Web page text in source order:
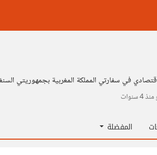
في سفارتي المملكة المغربية بجمهوريتي
4 سنوات
المفضلة